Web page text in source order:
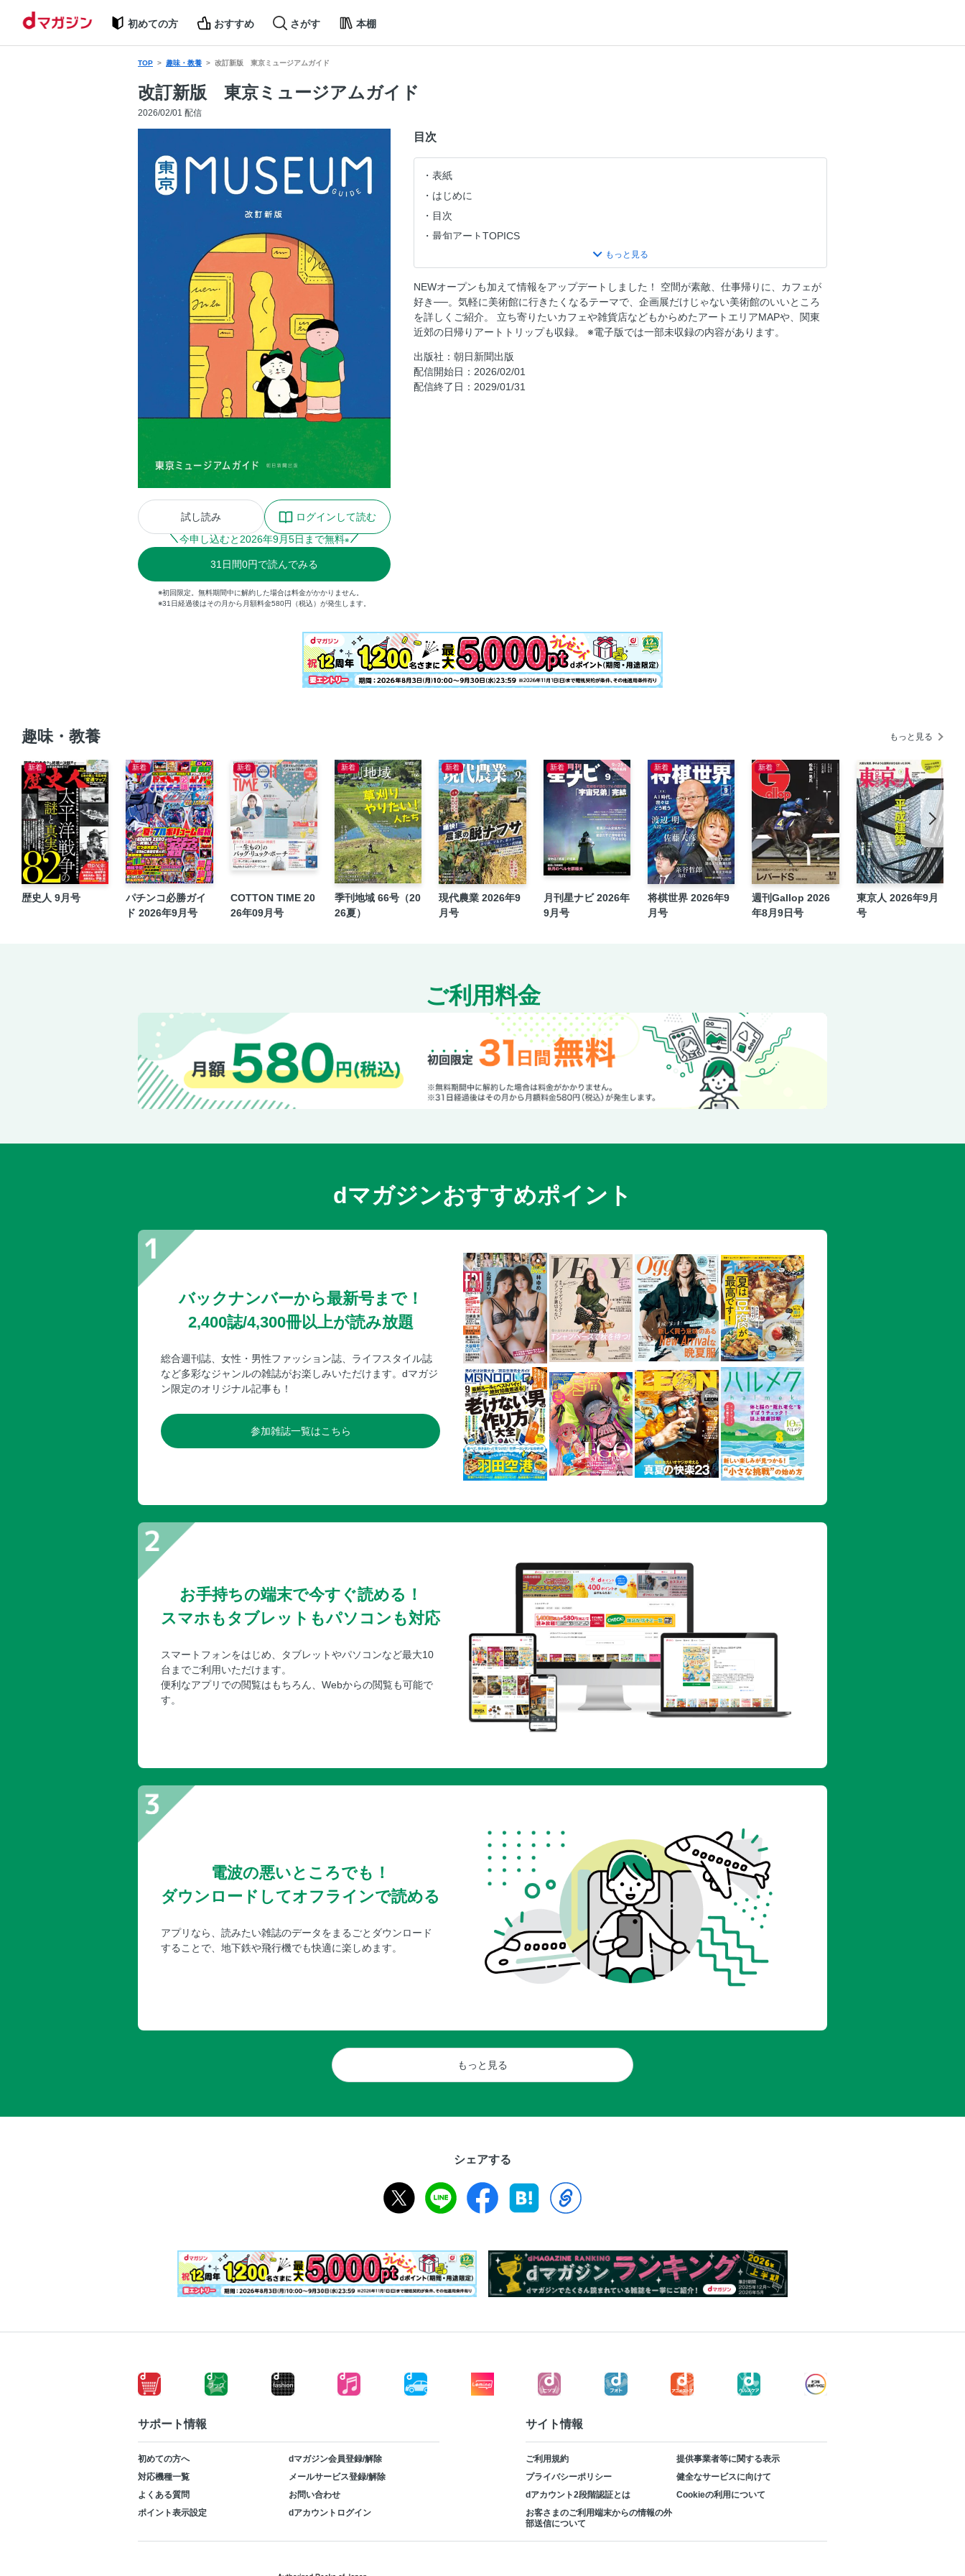
初めての方 おすすめ さがす 本棚
TOP 趣味・教養 改訂新版 東京ミュージアムガイド
改訂新版 東京ミュージアムガイド
2026/02/01 配信
試し読み
ログインして読む
今申し込むと 2026年9月5日まで無料※
31 日間0円で読んでみる
※初回限定。無料期間中に解約した場合は料金がかかりません。
※31日経過後はその月から月額料金580円（税込）が発生します。
目次
表紙
はじめに
目次
最旬アートTOPICS
①気になるテーマ別 この美術館に行きたい！
東京都庭園美術館
国立新美術館
根津美術館
東京ステーションギャラリー
世田谷美術館
五島美術館
COLUMN 3 建築ツアーで美術館をぐるり
カフェが好き。
ヨックモックミュージアム
COLUMN 4 パブリックアートを探す！
いざ、現代アート！
森ビル デジタルアート ミュージアム: エプソンチームラボ ボーダレス
草間彌生美術館
21_21 DESIGN SIGHT
ワタリウム美術館
COLUMN 5 アートイベント開催レポ！
あの芸術家の世界へ。
台東区立朝倉彫塑館
COLUMN 6 美術館のディナーが素敵
未知の扉をたたく。
魔法の文学館
東洋文庫ミュージアム
アドミュージアム東京
COLUMN 7 体験ミュージアムへ行こう
六本木
目黒＆恵比寿
新宿
③東京からひと足のばして アートトリップ
箱根×彫刻 彫刻の森美術館
益子×陶器 益子陶芸美術館
茨木×現代アート チームラボ幽谷隠田跡
渋川×現代アート 原美術館ARC
INDEX
奥付
NEWオープンも加えて情報をアップデートしました！ 空間が素敵、仕事帰りに、カフェが
好き──。気軽に美術館に行きたくなるテーマで、企画展だけじゃない美術館のいいところ
を詳しくご紹介。 立ち寄りたいカフェや雑貨店などもからめたアートエリアMAPや、関東
近郊の日帰りアートトリップも収録。 ※電子版では一部未収録の内容があります。
出版社：朝日新聞出版
配信開始日：2026/02/01
配信終了日：2029/01/31
趣味・教養 もっと見る
新着
歴史人 9月号
新着
パチンコ必勝ガイ
ド 2026年9月号
新着
COTTON TIME 20
26年09月号
新着
季刊地域 66号（20
26夏）
新着
現代農業 2026年9
月号
新着
月刊星ナビ 2026年
9月号
新着
将棋世界 2026年9
月号
新着
週刊Gallop 2026
年8月9日号
東京人 2026年9月
号
ご利用料金
dマガジンおすすめポイント
バックナンバーから最新号まで！
2,400誌/4,300冊以上が読み放題
総合週刊誌、女性・男性ファッション誌、ライフスタイル誌
など多彩なジャンルの雑誌がお楽しみいただけます。dマガジ
ン限定のオリジナル記事も！
参加雑誌一覧はこちら
お手持ちの端末で今すぐ読める！
スマホもタブレットもパソコンも対応
スマートフォンをはじめ、タブレットやパソコンなど最大10
台までご利用いただけます。
便利なアプリでの閲覧はもちろん、Webからの閲覧も可能で
す。
電波の悪いところでも！
ダウンロードしてオフラインで読める
アプリなら、読みたい雑誌のデータをまるごとダウンロード
することで、地下鉄や飛行機でも快適に楽しめます。
もっと見る
シェアする
サポート情報
初めての方へ
dマガジン会員登録/解除
対応機種一覧
メールサービス登録/解除
よくある質問
お問い合わせ
ポイント表示設定
dアカウントログイン
サイト情報
ご利用規約
提供事業者等に関する表示
プライバシーポリシー
健全なサービスに向けて
dアカウント2段階認証とは
Cookieの利用について
お客さまのご利用端末からの情報の外
部送信について